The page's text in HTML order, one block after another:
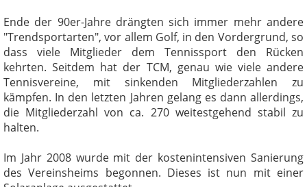
Ende der 90er-Jahre drängten sich immer mehr andere
"Trendsportarten", vor allem Golf, in den Vordergrund, so
dass viele Mitglieder dem Tennissport den Rücken
kehrten. Seitdem hat der TCM, genau wie viele andere
Tennisvereine, mit sinkenden Mitgliederzahlen zu
kämpfen. In den letzten Jahren gelang es dann allerdings,
die Mitgliederzahl von ca. 270 weitestgehend stabil zu
halten.
Im Jahr 2008 wurde mit der kostenintensiven Sanierung
des Vereinsheims begonnen. Dieses ist nun mit einer